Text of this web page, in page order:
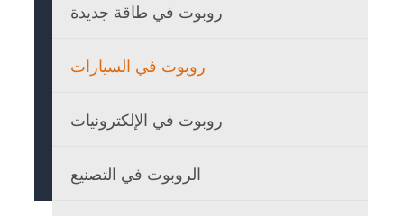
روبوت في طاقة جديدة
روبوت في السيارات
روبوت في الإلكترونيات
الروبوت في التصنيع